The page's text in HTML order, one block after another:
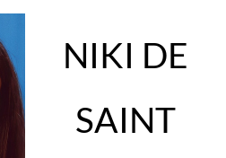
NIKI DE
SAINT